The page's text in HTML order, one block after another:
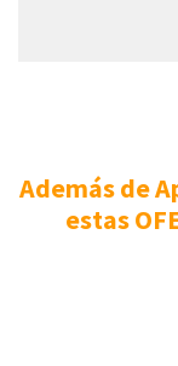
Además de
estas